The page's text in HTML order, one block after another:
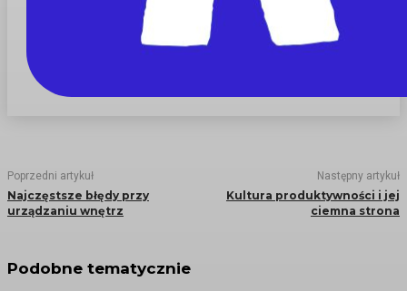
Poprzedni artykuł
Najczęstsze błędy przy
urządzaniu wnętrz
Następny artykuł
Kultura produktywności i jej
ciemna strona
Podobne tematycznie